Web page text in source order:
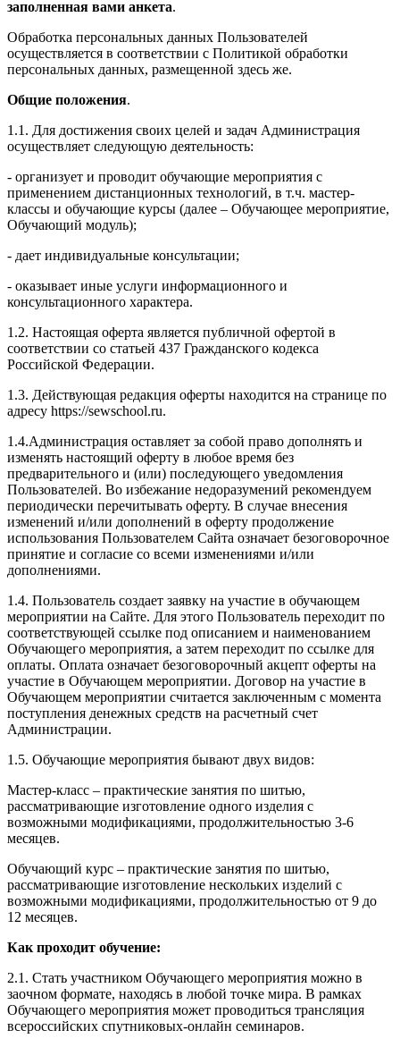
заполненная вами анкета.
Обработка персональных данных Пользователей
осуществляется в соответствии с Политикой обработки
персональных данных, размещенной здесь же.
Общие положения.
1.1. Для достижения своих целей и задач Администрация
осуществляет следующую деятельность:
- организует и проводит обучающие мероприятия с
применением дистанционных технологий, в т.ч. мастер-
классы и обучающие курсы (далее – Обучающее мероприятие,
Обучающий модуль);
- дает индивидуальные консультации;
- оказывает иные услуги информационного и
консультационного характера.
1.2. Настоящая оферта является публичной офертой в
соответствии со статьей 437 Гражданского кодекса
Российской Федерации.
1.3. Действующая редакция оферты находится на странице по
адресу https://sewschool.ru.
1.4.Администрация оставляет за собой право дополнять и
изменять настоящий оферту в любое время без
предварительного и (или) последующего уведомления
Пользователей. Во избежание недоразумений рекомендуем
периодически перечитывать оферту. В случае внесения
изменений и/или дополнений в оферту продолжение
использования Пользователем Сайта означает безоговорочное
принятие и согласие со всеми изменениями и/или
дополнениями.
1.4. Пользователь создает заявку на участие в обучающем
мероприятии на Сайте. Для этого Пользователь переходит по
соответствующей ссылке под описанием и наименованием
Обучающего мероприятия, а затем переходит по ссылке для
оплаты. Оплата означает безоговорочный акцепт оферты на
участие в Обучающем мероприятии. Договор на участие в
Обучающем мероприятии считается заключенным с момента
поступления денежных средств на расчетный счет
Администрации.
1.5. Обучающие мероприятия бывают двух видов:
Мастер-класс – практические занятия по шитью,
рассматривающие изготовление одного изделия с
возможными модификациями, продолжительностью 3-6
месяцев.
Обучающий курс – практические занятия по шитью,
рассматривающие изготовление нескольких изделий с
возможными модификациями, продолжительностью от 9 до
12 месяцев.
Как проходит обучение:
2.1. Стать участником Обучающего мероприятия можно в
заочном формате, находясь в любой точке мира. В рамках
Обучающего мероприятия может проводиться трансляция
всероссийских спутниковых-онлайн семинаров.